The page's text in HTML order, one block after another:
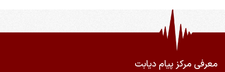
معرفی مرکز پیام دیابت